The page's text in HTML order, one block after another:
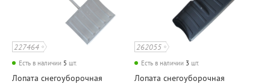
227464
Есть в наличии 5 шт.
Лопата снегоуборочная
262055
Есть в наличии 3 шт.
Лопата снегоуборочная